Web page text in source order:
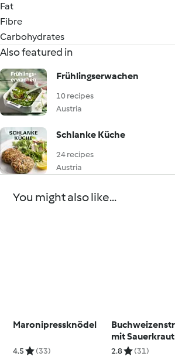
Fat
Fibre
Carbohydrates
Also featured in
Frühlingserwachen
10 recipes
Austria
Schlanke Küche
24 recipes
Austria
You might also like...
Maronipressknödel
4.5 (33)
mit
Kürbis
2.8 (31)